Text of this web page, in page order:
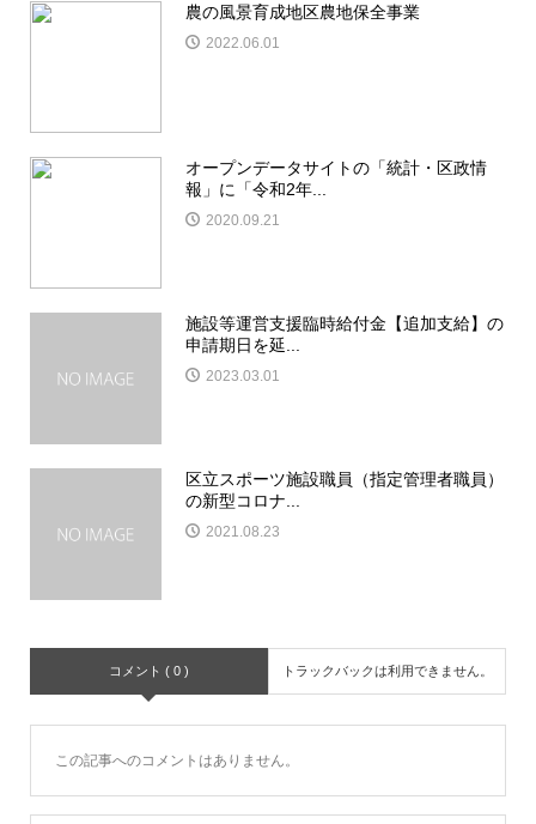
農の風景育成地区農地保全事業
2022.06.01
オープンデータサイトの「統計・区政情
報」に「令和2年...
2020.09.21
施設等運営支援臨時給付金【追加支給】の
申請期日を延...
2023.03.01
区立スポーツ施設職員（指定管理者職員）
の新型コロナ...
2021.08.23
コメント ( 0 ) トラックバックは利用できません。
この記事へのコメントはありません。